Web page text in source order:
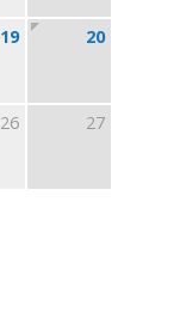
19 20
26 27